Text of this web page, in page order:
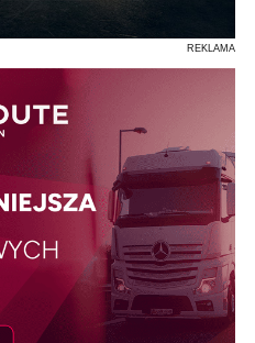
REKLAMA